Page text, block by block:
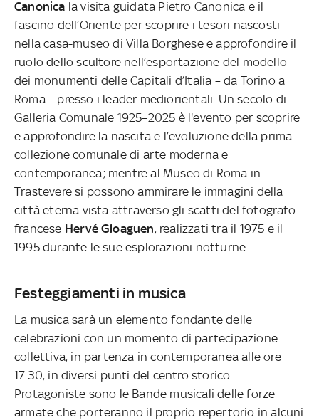
Canonica la visita guidata Pietro Canonica e il
fascino dell’Oriente per scoprire i tesori nascosti
nella casa-museo di Villa Borghese e approfondire il
ruolo dello scultore nell’esportazione del modello
dei monumenti delle Capitali d’Italia – da Torino a
Roma – presso i leader mediorientali. Un secolo di
Galleria Comunale 1925–2025 è l'evento per scoprire
e approfondire la nascita e l’evoluzione della prima
collezione comunale di arte moderna e
contemporanea; mentre al Museo di Roma in
Trastevere si possono ammirare le immagini della
città eterna vista attraverso gli scatti del fotografo
francese Hervé Gloaguen, realizzati tra il 1975 e il
1995 durante le sue esplorazioni notturne.
Festeggiamenti in musica
La musica sarà un elemento fondante delle
celebrazioni con un momento di partecipazione
collettiva, in partenza in contemporanea alle ore
17.30, in diversi punti del centro storico.
Protagoniste sono le Bande musicali delle forze
armate che porteranno il proprio repertorio in alcuni